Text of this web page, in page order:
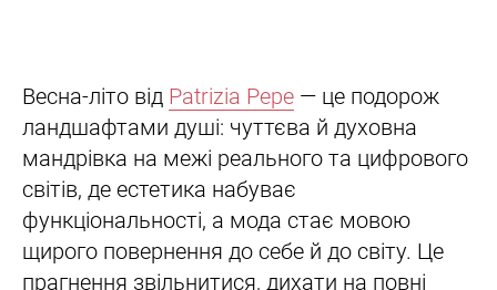
Весна-літо від Patrizia Pepe — це подорож
ландшафтами душі: чуттєва й духовна
мандрівка на межі реального та цифрового
світів, де естетика набуває
функціональності, а мода стає мовою
щирого повернення до себе й до світу. Це
прагнення звільнитися, дихати на повні